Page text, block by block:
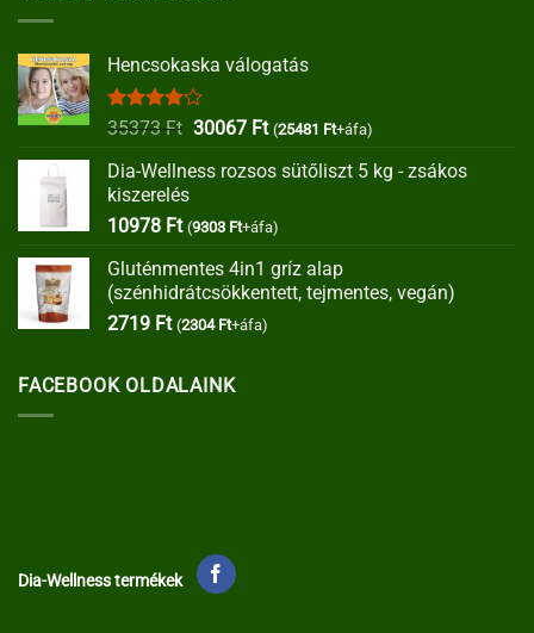
Hencsokaska válogatás
Értékelés:
35373Ft Original
was:
30067 FtCurrent
is:
(25481 Ft+áfa)
Dia-Wellness rozsos sütőliszt 5 kg - zsákos
kiszerelés
10978 Ft (9303 Ft+áfa)
Gluténmentes 4in1 gríz alap
(szénhidrátcsökkentett, tejmentes, vegán)
2719 Ft (2304 Ft+áfa)
FACEBOOK OLDALAINK
Dia-Wellness termékek